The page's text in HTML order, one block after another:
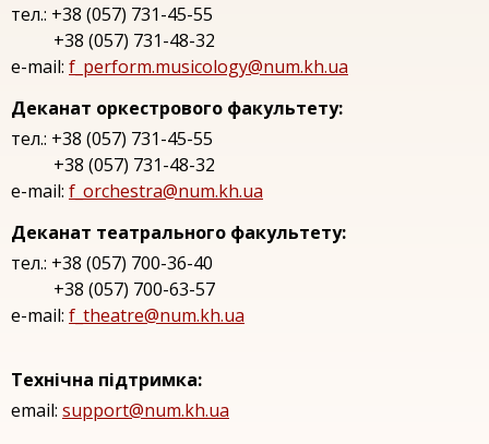
тел.: +38 (057) 731-45-55
+38 (057) 731-48-32
e-mail: f_perform.musicology@num.kh.ua
Деканат оркестрового факультету:
тел.: +38 (057) 731-45-55
+38 (057) 731-48-32
e-mail: f_orchestra@num.kh.ua
Деканат театрального факультету:
тел.: +38 (057) 700-36-40
+38 (057) 700-63-57
e-mail: f_theatre@num.kh.ua
Технічна підтримка:
email: support@num.kh.ua